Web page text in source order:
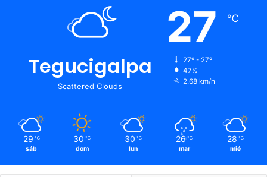
Tegucigalpa
Scattered Clouds
27 ℃
27º - 27º
47%
2.68 km/h
29 ℃
sáb
30 ℃
dom
30 ℃
lun
26 ℃
mar
28 ℃
mié